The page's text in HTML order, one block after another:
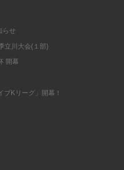
らせ
立川大会(１部)
開幕
Kリーグ」開幕！